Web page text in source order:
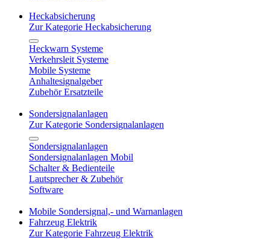
Heckabsicherung
Zur Kategorie Heckabsicherung
Heckwarn Systeme
Verkehrsleit Systeme
Mobile Systeme
Anhaltesignalgeber
Zubehör Ersatzteile
Sondersignalanlagen
Zur Kategorie Sondersignalanlagen
Sondersignalanlagen
Sondersignalanlagen Mobil
Schalter & Bedienteile
Lautsprecher & Zubehör
Software
Mobile Sondersignal,- und Warnanlagen
Fahrzeug Elektrik
Zur Kategorie Fahrzeug Elektrik